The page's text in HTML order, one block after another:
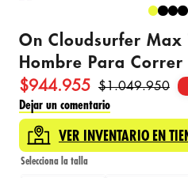
3. nike
4. guayos
5
On Cloudsurfer Max
Hombre Para Correr
$944.955 $1.049.950
Dejar un comentario
VER INVENTARIO EN